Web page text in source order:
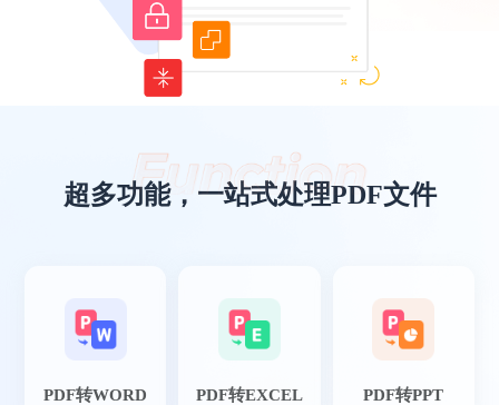
超多功能，一站式处理PDF文件
PDF转WORD PDF转EXCEL PDF转PPT